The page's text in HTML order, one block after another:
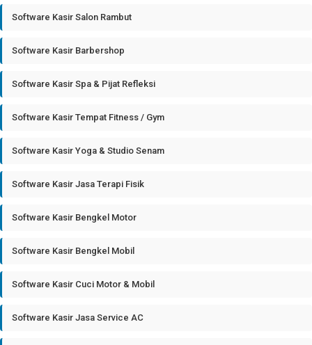
Software Kasir Salon Rambut
Software Kasir Barbershop
Software Kasir Spa & Pijat Refleksi
Software Kasir Tempat Fitness / Gym
Software Kasir Yoga & Studio Senam
Software Kasir Jasa Terapi Fisik
Software Kasir Bengkel Motor
Software Kasir Bengkel Mobil
Software Kasir Cuci Motor & Mobil
Software Kasir Jasa Service AC